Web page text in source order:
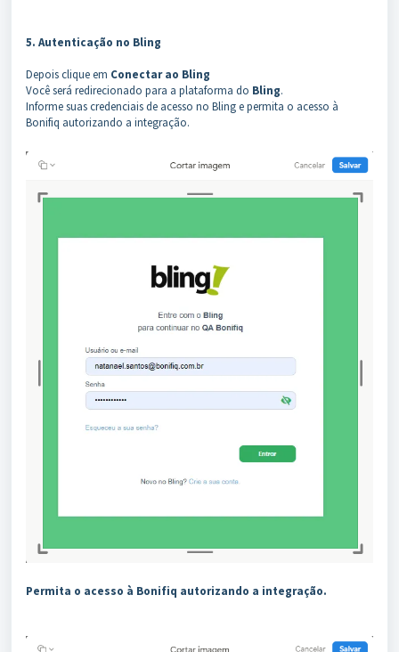
5. Autenticação no Bling
Depois clique em Conectar ao Bling
Você será redirecionado para a plataforma do Bling.
Informe suas credenciais de acesso no Bling e permita o acesso à
Bonifiq autorizando a integração.
Permita o acesso à Bonifiq autorizando a integração.